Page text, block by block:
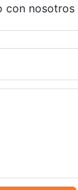
con nosotros